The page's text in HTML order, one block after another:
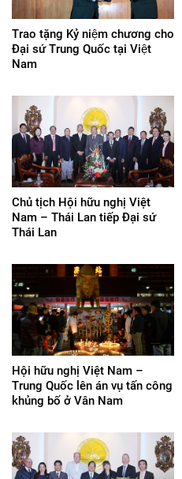
Trao tặng Kỷ niệm chương cho
Đại sứ Trung Quốc tại Việt
Nam
Chủ tịch Hội hữu nghị Việt
Nam – Thái Lan tiếp Đại sứ
Thái Lan
Hội hữu nghị Việt Nam –
Trung Quốc lên án vụ tấn công
khủng bố ở Vân Nam